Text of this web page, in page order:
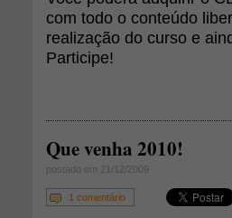
com todo o conteúdo
realização do curso e
Participe!
Que venha 2010!
postado em 21/12/2009
1 comentário